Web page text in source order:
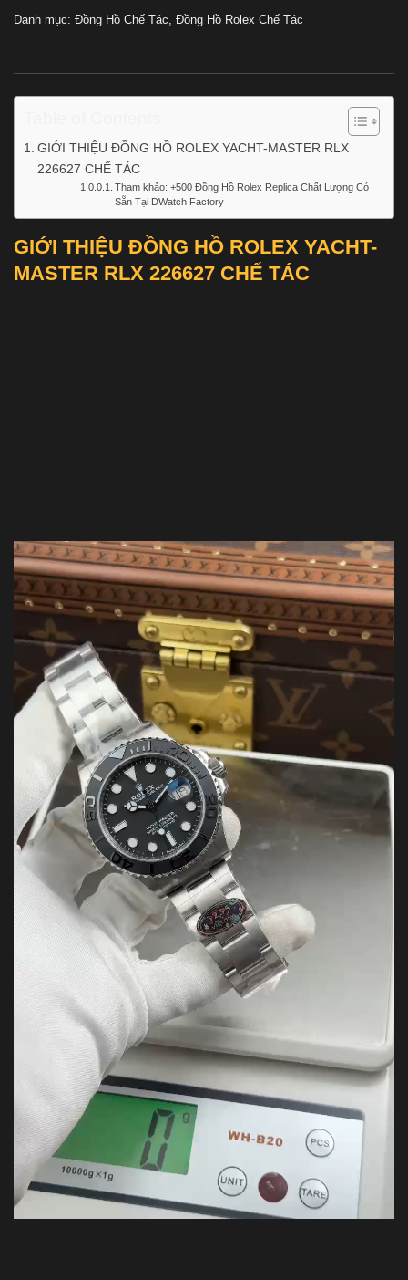
Danh mục: Đồng Hồ Chế Tác, Đồng Hồ Rolex Chế Tác
GIỚI THIỆU ĐỒNG HỒ ROLEX YACHT-MASTER RLX
226627 CHẾ TÁC
Tham khảo: +500 Đồng Hồ Rolex Replica Chất Lượng Có
Sẵn Tại DWatch Factory
GIỚI THIỆU ĐỒNG HỒ ROLEX YACHT-
MASTER RLX 226627 CHẾ TÁC